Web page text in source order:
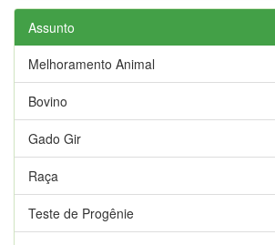
Assunto
Melhoramento Animal
Bovino
Gado Gir
Raça
Teste de Progênie